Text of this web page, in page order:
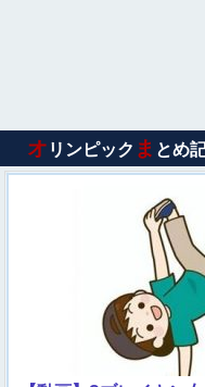
オ リンピック ま とめ